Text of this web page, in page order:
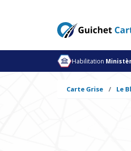
Habilitation
Carte Grise Le